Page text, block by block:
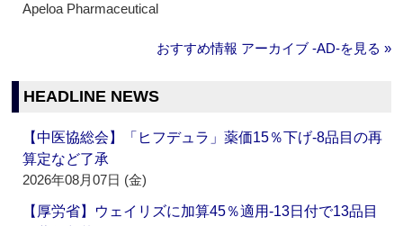
Apeloa Pharmaceutical
おすすめ情報 アーカイブ ‐AD‐を見る »
HEADLINE NEWS
【中医協総会】「ヒフデュラ」薬価15％下げ‐8品目の再
算定など了承
2026年08月07日 (金)
【厚労省】ウェイリズに加算45％適用‐13日付で13品目